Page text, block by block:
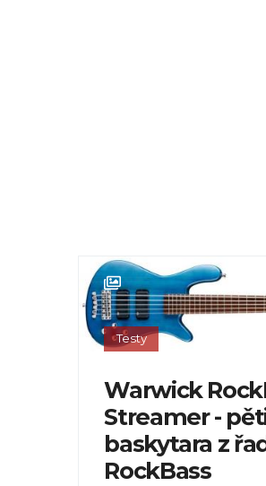
Testy
Warwick
Streamer -
baskytara z
RockBass